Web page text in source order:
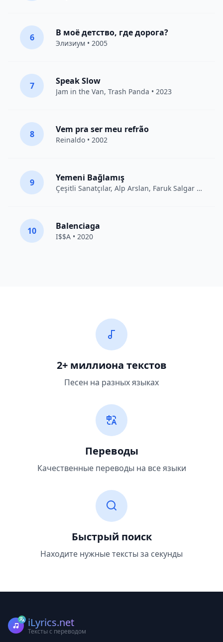
6 В моё детство, где дорога?
Элизиум • 2005
7 Speak Slow
Jam in the Van, Trash Panda • 2023
8 Vem pra ser meu refrão
Reinaldo • 2002
9 Yemeni Bağlamış
Çeşitli Sanatçılar, Alp Arslan, Faruk Salgar • 2012
10 Balenciaga
I$$A • 2020
2+ миллиона текстов
Песен на разных языках
Переводы
Качественные переводы на все языки
Быстрый поиск
Находите нужные тексты за секунды
iLyrics.net
Тексты с переводом